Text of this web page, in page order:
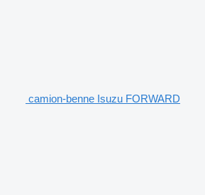
camion-benne Isuzu FORWARD